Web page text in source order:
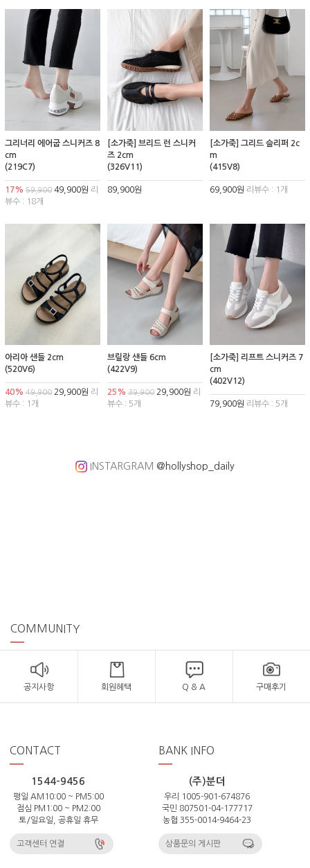
그리너리 에어굽 스니커즈 8
cm
(219C7)
17% 59,900 49,900원 리
뷰수 : 18개
[소가죽] 브리드 런 스니커
즈 2cm
(326V11)
89,900원
[소가죽] 그리드 슬리퍼 2c
m
(415V8)
69,900원 리뷰수 : 1개
아리아 샌들 2cm
(520V6)
40% 49,900 29,900원 리
뷰수 : 1개
브릴랑 샌들 6cm
(422V9)
25% 39,90029,900원 리
뷰수 : 5개
[소가죽] 리프트 스니커즈 7
cm
(402V12)
79,900원 리뷰수 : 5개
INSTARGRAM @hollyshop_daily
COMMUNITY
공지사항 회원혜택 Q & A 구매후기
CONTACT
1544-9456
평일 AM10:00 ~ PM5:00
점심 PM1:00 ~ PM2:00
토/일요일, 공휴일 휴무
고객센터 연결
BANK INFO
(주)분더
우리 1005-901-674876
국민 807501-04-177717
농협 355-0014-9464-23
상품문의 게시판